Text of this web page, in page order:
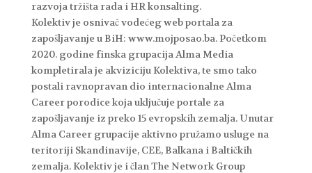
razvoja tržišta rada i HR konsalting.
Kolektiv je osnivač vodećeg web portala za
zapošljavanje u BiH: www.mojposao.ba. Početkom
2020. godine finska grupacija Alma Media
kompletirala je akviziciju Kolektiva, te smo tako
postali ravnopravan dio internacionalne Alma
Career porodice koja uključuje portale za
zapošljavanje iz preko 15 evropskih zemalja. Unutar
Alma Career grupacije aktivno pružamo usluge na
teritoriji Skandinavije, CEE, Balkana i Baltičkih
zemalja. Kolektiv je i član The Network Group